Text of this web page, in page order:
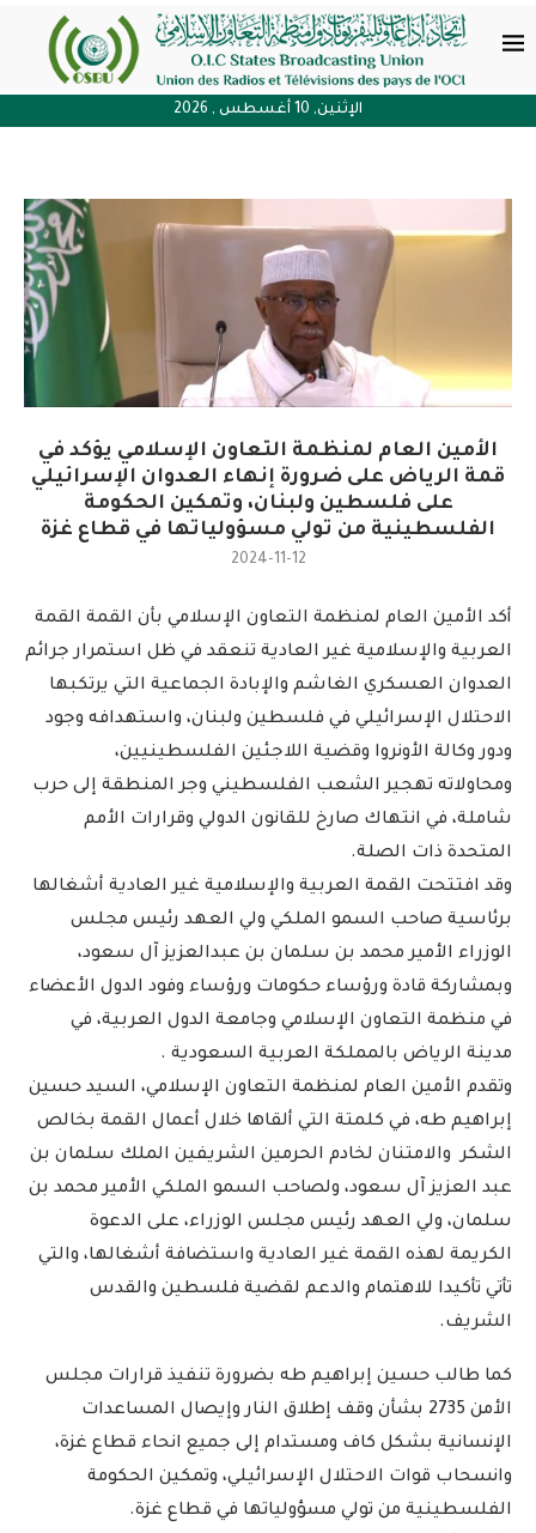
الإثنين, 10 أغسطس , 2026
الأمين العام لمنظمة التعاون الإسلامي يؤكد في
قمة الرياض على ضرورة إنهاء العدوان الإسرائيلي
على فلسطين ولبنان، وتمكين الحكومة
الفلسطينية من تولي مسؤولياتها في قطاع غزة
2024-11-12
أكد الأمين العام لمنظمة التعاون الإسلامي بأن القمة القمة
العربية والإسلامية غير العادية تنعقد في ظل استمرار جرائم
العدوان العسكري الغاشم والإبادة الجماعية التي يرتكبها
الاحتلال الإسرائيلي في فلسطين ولبنان، واستهدافه وجود
ودور وكالة الأونروا وقضية اللاجئين الفلسطينيين،
ومحاولاته تهجير الشعب الفلسطيني وجر المنطقة إلى حرب
شاملة، في انتهاك صارخ للقانون الدولي وقرارات الأمم
المتحدة ذات الصلة.
وقد افتتحت القمة العربية والإسلامية غير العادية أشغالها
برئاسية صاحب السمو الملكي ولي العهد رئيس مجلس
الوزراء الأمير محمد بن سلمان بن عبدالعزيز آل سعود،
وبمشاركة قادة ورؤساء حكومات ورؤساء وفود الدول الأعضاء
في منظمة التعاون الإسلامي وجامعة الدول العربية، في
مدينة الرياض بالمملكة العربية السعودية .
وتقدم الأمين العام لمنظمة التعاون الإسلامي، السيد حسين
إبراهيم طه، في كلمتة التي ألقاها خلال أعمال القمة بخالص
الشكر والامتنان لخادم الحرمين الشريفين الملك سلمان بن
عبد العزيز آل سعود، ولصاحب السمو الملكي الأمير محمد بن
سلمان، ولي العهد رئيس مجلس الوزراء، على الدعوة
الكريمة لهذه القمة غير العادية واستضافة أشغالها، والتي
تأتي تأكيدا للاهتمام والدعم لقضية فلسطين والقدس
الشريف.
كما طالب حسين إبراهيم طه بضرورة تنفيذ قرارات مجلس
الأمن 2735 بشأن وقف إطلاق النار وإيصال المساعدات
الإنسانية بشكل كاف ومستدام إلى جميع انحاء قطاع غزة،
وانسحاب قوات الاحتلال الإسرائيلي، وتمكين الحكومة
الفلسطينية من تولي مسؤولياتها في قطاع غزة.